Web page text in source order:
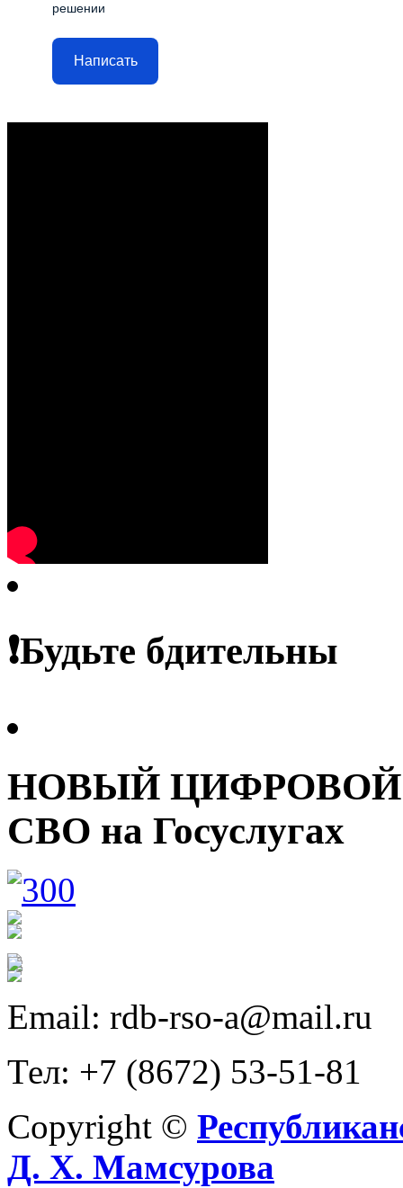
решении
Написать
❗️Будьте бдительны
НОВЫЙ ЦИФРОВОЙ
СВО на Госуслугах
Email: rdb-rso-a@mail.ru
Тел: +7 (8672) 53-51-81
Copyright ©
Д. Х. Мамсурова